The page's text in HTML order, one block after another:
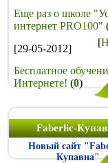
Еще раз о школе
интернет PRO100"
[29-05-2012]
[
Бесплатное
Интернете! (0)
Faberlic-
Новый сайт
Купавна"